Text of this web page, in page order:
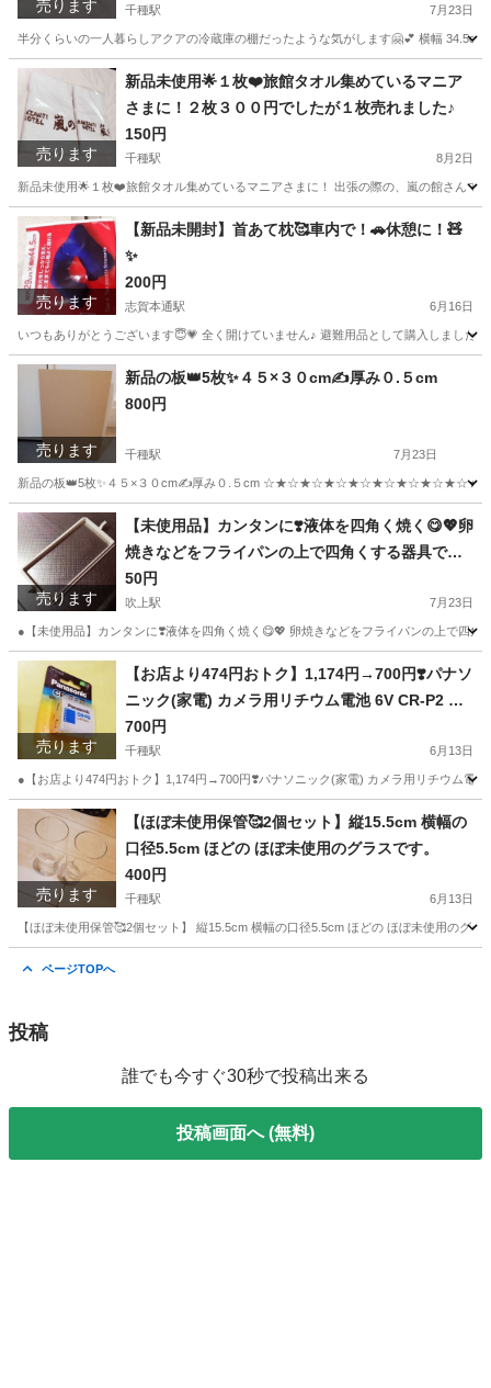
売ります
棚です。 メーカー名はアクアだった気がします。
特に破損はありませんが、画像の1番奥の部分、数
ミリのヒビが、少し入っています。 画像でご確認
ください、と言っても、良く見えないような場所
です。
千種駅 7月23日
半分くらいの一人暮らしアクアの冷蔵庫の棚だったような気がします🤗💕 横幅
愛知 名古屋市 千種駅 キッチン家電 場所
売ります
新品未使用🌟１枚❤️旅館タオル集めているマニア
さまに！２枚３００円でしたが１枚売れました♪
150円
千種駅 8月2日
新品未使用🌟１枚❤️旅館タオル集めているマニアさまに！ 出張の際の、嵐の館さんで
愛知 名古屋市 千種駅 家庭用品 カミソリ
売ります
【新品未開封】首あて枕🥰車内で！🚗休憩に！🧸
✨
200円
志賀本通駅 6月16日
いつもありがとうございます😇💗 全く開けていません♪ 避難用品として購入しまし
愛知 名古屋市 志賀本通駅 ベッド 愛知 名古屋市
ベッド Cdw
売ります
新品の板👑5枚✨４５×３０cm✍️厚み０.５cm
800円
千種駅 7月23日
新品の板👑5枚✨４５×３０cm✍️厚み０.５cm ☆★☆★☆★☆★☆★☆★☆★☆★☆★☆★ 🔵注意
愛知 名古屋市 千種駅 収納家具 木材
売ります
【未使用品】カンタンに❣️液体を四角く焼く😋💖卵
焼きなどをフライパンの上で四角くする器具です
😊💓シリコン製です🥰他にもたくさん出品してい
るので まとめ買いで割引できる場合もございます
❤️
50円
吹上駅 7月23日
●【未使用品】カンタンに❣️液体を四角く焼く😋💖 卵焼きなどをフライパンの上で四
愛知 名古屋市 吹上駅 インテリア雑貨/小物 フライパン
売ります
【お店より474円おトク】1,174円→700円❣️パナソ
ニック(家電) カメラ用リチウム電池 6V CR-P2 CR
-P2W ds-1710548
700円
千種駅 6月13日
●【お店より474円おトク】1,174円→700円❣️パナソニック(家電) カメラ用リチウム電
愛知 名古屋市 千種駅 生活家電 愛知 名古屋市
千種駅 生活家電 リチウム電池
売ります
【ほぼ未使用保管🥰2個セット】縦15.5cm 横幅の
口径5.5cm ほどの ほぼ未使用のグラスです。
400円
千種駅 6月13日
【ほぼ未使用保管🥰2個セット】 縦15.5cm 横幅の口径5.5cm ほどの ほぼ未
ページTOPへ
投稿
誰でも今すぐ30秒で投稿出来る
投稿画面へ (無料)